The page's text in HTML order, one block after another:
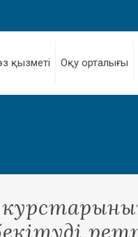
қызметі Оқу орталығы